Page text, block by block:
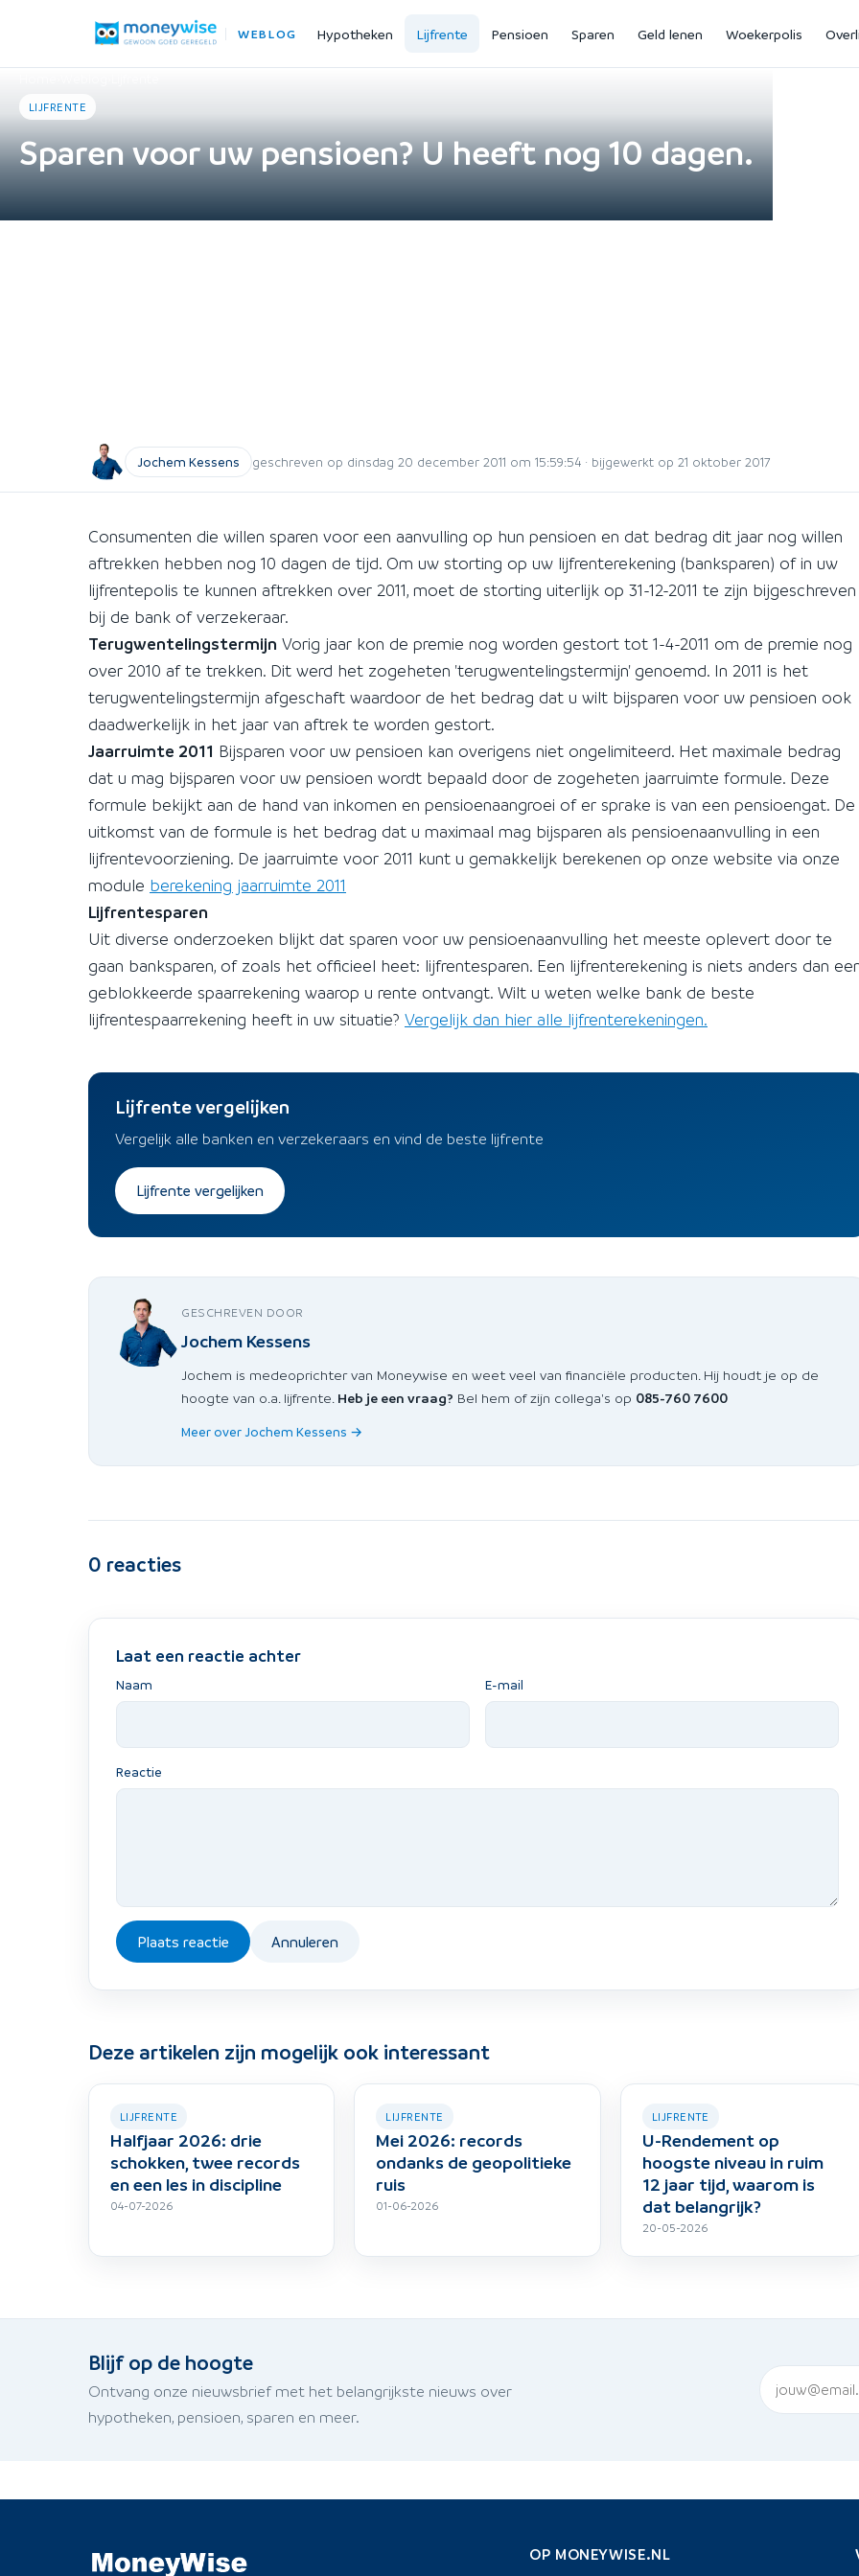
WEBLOG Hypotheken Lijfrente Pensioen Sparen Geld lenen Woekerpolis
LIJFRENTE
Sparen voor uw pensioen? U heeft nog 10 dagen.
Jochem Kessens geschreven op dinsdag 20 december 2011 om 15:59:54 · bijgewerkt op 21 oktober 2017
Consumenten die willen sparen voor een aanvulling op hun pensioen en dat bedrag dit jaar nog willen
aftrekken hebben nog 10 dagen de tijd. Om uw storting op uw lijfrenterekening (banksparen) of in uw
lijfrentepolis te kunnen aftrekken over 2011, moet de storting uiterlijk op 31-12-2011 te zijn bijgeschreven
bij de bank of verzekeraar.
Terugwentelingstermijn Vorig jaar kon de premie nog worden gestort tot 1-4-2011 om de premie nog
over 2010 af te trekken. Dit werd het zogeheten 'terugwentelingstermijn' genoemd. In 2011 is het
terugwentelingstermijn afgeschaft waardoor de het bedrag dat u wilt bijsparen voor uw pensioen ook
daadwerkelijk in het jaar van aftrek te worden gestort.
Jaarruimte 2011 Bijsparen voor uw pensioen kan overigens niet ongelimiteerd. Het maximale bedrag
dat u mag bijsparen voor uw pensioen wordt bepaald door de zogeheten jaarruimte formule. Deze
formule bekijkt aan de hand van inkomen en pensioenaangroei of er sprake is van een pensioengat. De
uitkomst van de formule is het bedrag dat u maximaal mag bijsparen als pensioenaanvulling in een
lijfrentevoorziening. De jaarruimte voor 2011 kunt u gemakkelijk berekenen op onze website via onze
module berekening jaarruimte 2011
Lijfrentesparen
Uit diverse onderzoeken blijkt dat sparen voor uw pensioenaanvulling het meeste oplevert door te
gaan banksparen, of zoals het officieel heet: lijfrentesparen. Een lijfrenterekening is niets anders dan
geblokkeerde spaarrekening waarop u rente ontvangt. Wilt u weten welke bank de beste
lijfrentespaarrekening heeft in uw situatie? Vergelijk dan hier alle lijfrenterekeningen.
Lijfrente vergelijken
Vergelijk alle banken en verzekeraars en vind de beste lijfrente
Lijfrente vergelijken
GESCHREVEN DOOR
Jochem Kessens
Jochem is medeoprichter van Moneywise en weet veel van financiële producten. Hij houdt je op de
hoogte van o.a. lijfrente. Heb je een vraag? Bel hem of zijn collega's op 085-760 7600
Meer over Jochem Kessens →
0 reacties
Laat een reactie achter
Naam E-mail
Reactie
Plaats reactie Annuleren
Deze artikelen zijn mogelijk ook interessant
LIJFRENTE
Halfjaar 2026: drie
schokken, twee records
en een les in discipline
04-07-2026
LIJFRENTE
Mei 2026: records
ondanks de geopolitieke
ruis
01-06-2026
LIJFRENTE
U-Rendement op
hoogste niveau in ruim
12 jaar tijd, waarom is
dat belangrijk?
20-05-2026
Blijf op de hoogte
Ontvang onze nieuwsbrief met het belangrijkste nieuws over
hypotheken, pensioen, sparen en meer.
OP MONEYWISE.NL